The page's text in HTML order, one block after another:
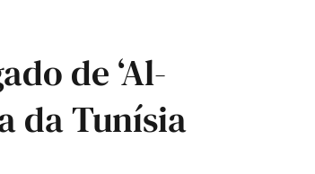
de ‘Al-
da Tunísia